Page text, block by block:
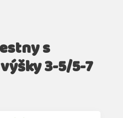
s
3-5/5-7